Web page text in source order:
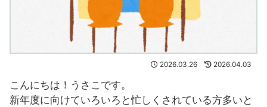
2026.03.26 2026.04.03
こんにちは！うさこです。
新年度に向けていろいろと忙しくされている方多いと